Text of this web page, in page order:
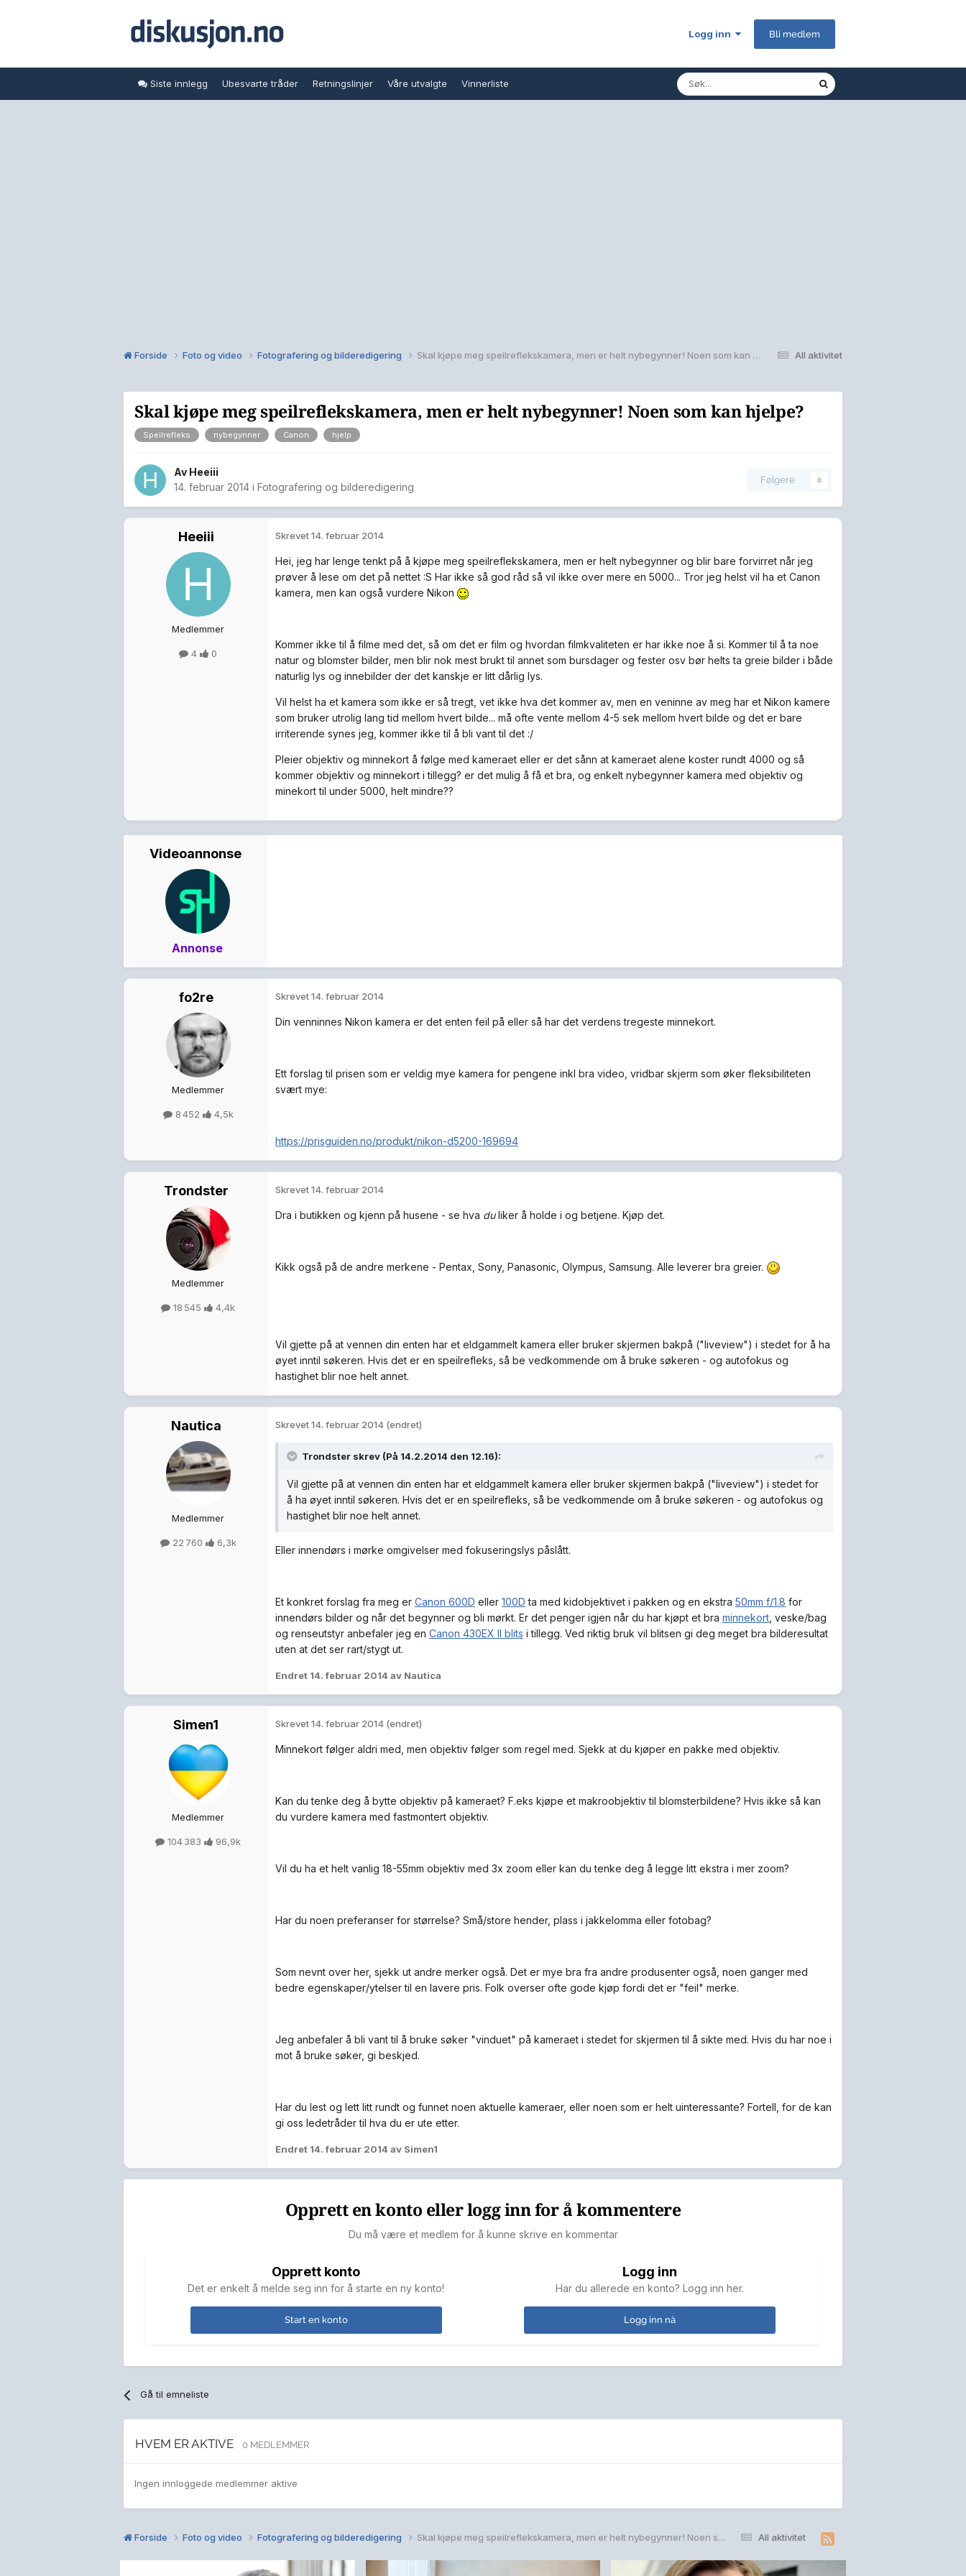
Logg inn Bli medlem
Siste innlegg Ubesvarte tråder Retningslinjer Våre utvalgte Vinnerliste
All aktivitet
Forside Foto og video Fotografering og bilderedigering Skal kjøpe meg speilreflekskamera, men er helt nybegynner! Noen som kan hjelpe?
Skal kjøpe meg speilreflekskamera, men er helt nybegynner! Noen som kan hjelpe?
Speilrefleks nybegynner Canon hjelp
Av Heeiii
14. februar 2014 i Fotografering og bilderedigering
Følgere 0
Heeiii
Medlemmer
4 0
Skrevet14. februar 2014
Hei, jeg har lenge tenkt på å kjøpe meg speilreflekskamera, men er helt nybegynner og blir bare forvirret når jeg
prøver å lese om det på nettet :S Har ikke så god råd så vil ikke over mere en 5000... Tror jeg helst vil ha et Canon
kamera, men kan også vurdere Nikon
Kommer ikke til å filme med det, så om det er film og hvordan filmkvaliteten er har ikke noe å si. Kommer til å ta noe
natur og blomster bilder, men blir nok mest brukt til annet som bursdager og fester osv bør helts ta greie bilder i både
naturlig lys og innebilder der det kanskje er litt dårlig lys.
Vil helst ha et kamera som ikke er så tregt, vet ikke hva det kommer av, men en veninne av meg har et Nikon kamere
som bruker utrolig lang tid mellom hvert bilde... må ofte vente mellom 4-5 sek mellom hvert bilde og det er bare
irriterende synes jeg, kommer ikke til å bli vant til det :/
Pleier objektiv og minnekort å følge med kameraet eller er det sånn at kameraet alene koster rundt 4000 og så
kommer objektiv og minnekort i tillegg? er det mulig å få et bra, og enkelt nybegynner kamera med objektiv og
minekort til under 5000, helt mindre??
Videoannonse
Annonse
fo2re
Medlemmer
8 452 4,5k
Skrevet14. februar 2014
Din venninnes Nikon kamera er det enten feil på eller så har det verdens tregeste minnekort.
Ett forslag til prisen som er veldig mye kamera for pengene inkl bra video, vridbar skjerm som øker fleksibiliteten
svært mye:
https://prisguiden.no/produkt/nikon-d5200-169694
Trondster
Medlemmer
18 545 4,4k
Skrevet14. februar 2014
Dra i butikken og kjenn på husene - se hva duliker å holde i og betjene. Kjøp det.
Kikk også på de andre merkene - Pentax, Sony, Panasonic, Olympus, Samsung. Alle leverer bra greier.
Vil gjette på at vennen din enten har et eldgammelt kamera eller bruker skjermen bakpå ("liveview") i stedet for å ha
øyet inntil søkeren. Hvis det er en speilrefleks, så be vedkommende om å bruke søkeren - og autofokus og
hastighet blir noe helt annet.
Nautica
Medlemmer
22 760 6,3k
Skrevet14. februar 2014 (endret)
Trondster skrev (På 14.2.2014 den 12.16):
Vil gjette på at vennen din enten har et eldgammelt kamera eller bruker skjermen bakpå ("liveview") i stedet for
å ha øyet inntil søkeren. Hvis det er en speilrefleks, så be vedkommende om å bruke søkeren - og autofokus og
hastighet blir noe helt annet.
Eller innendørs i mørke omgivelser med fokuseringslys påslått.
Et konkret forslag fra meg er Canon 600D eller 100D ta med kidobjektivet i pakken og en ekstra 50mm f/1.8 for
innendørs bilder og når det begynner og bli mørkt. Er det penger igjen når du har kjøpt et bra minnekort , veske/bag
og renseutstyr anbefaler jeg en Canon 430EX II blits i tillegg. Ved riktig bruk vil blitsen gi deg meget bra bilderesultat
uten at det ser rart/stygt ut.
Endret 14. februar 2014 av Nautica
Simen1
Medlemmer
104 383 96,9k
Skrevet14. februar 2014 (endret)
Minnekort følger aldri med, men objektiv følger som regel med. Sjekk at du kjøper en pakke med objektiv.
Kan du tenke deg å bytte objektiv på kameraet? F.eks kjøpe et makroobjektiv til blomsterbildene? Hvis ikke så kan
du vurdere kamera med fastmontert objektiv.
Vil du ha et helt vanlig 18-55mm objektiv med 3x zoom eller kan du tenke deg å legge litt ekstra i mer zoom?
Har du noen preferanser for størrelse? Små/store hender, plass i jakkelomma eller fotobag?
Som nevnt over her, sjekk ut andre merker også. Det er mye bra fra andre produsenter også, noen ganger med
bedre egenskaper/ytelser til en lavere pris. Folk overser ofte gode kjøp fordi det er "feil" merke.
Jeg anbefaler å bli vant til å bruke søker "vinduet" på kameraet i stedet for skjermen til å sikte med. Hvis du har noe i
mot å bruke søker, gi beskjed.
Har du lest og lett litt rundt og funnet noen aktuelle kameraer, eller noen som er helt uinteressante? Fortell, for de kan
gi oss ledetråder til hva du er ute etter.
Endret 14. februar 2014 av Simen1
Opprett en konto eller logg inn for å kommentere
Du må være et medlem for å kunne skrive en kommentar
Opprett konto
Det er enkelt å melde seg inn for å starte en ny konto!
Start en konto
Logg inn
Har du allerede en konto? Logg inn her.
Logg inn nå
Gå til emneliste
HVEM ER AKTIVE 0 MEDLEMMER
Ingen innloggede medlemmer aktive
All aktivitet
Forside Foto og video Fotografering og bilderedigering Skal kjøpe meg speilreflekskamera, men er helt nybegynner! Noen som kan hjelpe?